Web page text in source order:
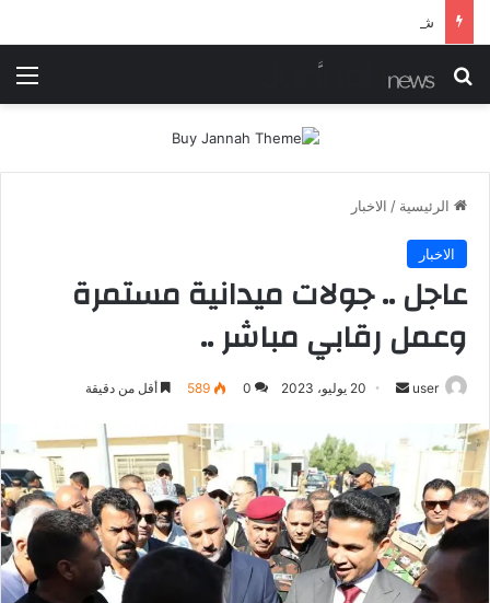
بحث عن
الرئيسية / الاخبار
الاخبار
عاجل .. جولات ميدانية مستمرة
وعمل رقابي مباشر ..
user
أرسل
إلكترونيا
20 يوليو، 2023 0
589 أقل من دقيقة